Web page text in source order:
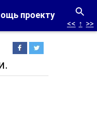
проекту
<< ↑ >>